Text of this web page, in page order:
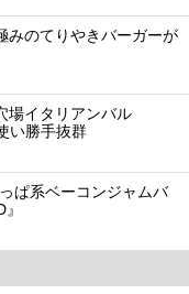
みのてりやきバーガーが
場イタリアンバル
い勝手抜群
ぱ系ベーコンジャムバ